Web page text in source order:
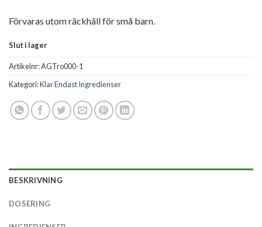
Förvaras utom räckhåll för små barn.
Slut i lager
Artikelnr:AGTro000-1
Kategori:Klar Endast Ingredienser
BESKRIVNING
DOSERING